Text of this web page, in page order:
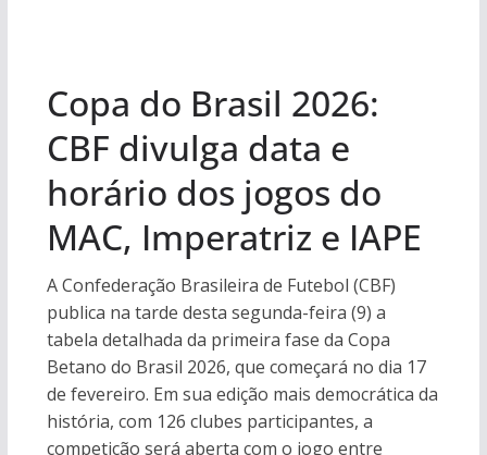
Copa do Brasil 2026:
CBF divulga data e
horário dos jogos do
MAC, Imperatriz e IAPE
A Confederação Brasileira de Futebol (CBF)
publica na tarde desta segunda-feira (9) a
tabela detalhada da primeira fase da Copa
Betano do Brasil 2026, que começará no dia 17
de fevereiro. Em sua edição mais democrática da
história, com 126 clubes participantes, a
competição será aberta com o jogo entre